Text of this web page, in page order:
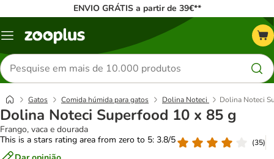
ENVIO GRÁTIS a partir de 39€**
Menu
Pesquisar
produtos
Gatos Comida húmida para gatos Dolina Noteci Dolina Noteci
Dolina Noteci Superfood 10 x 85 g
Frango, vaca e dourada
This is a stars rating area from zero to 5: 3.8/5
(35)